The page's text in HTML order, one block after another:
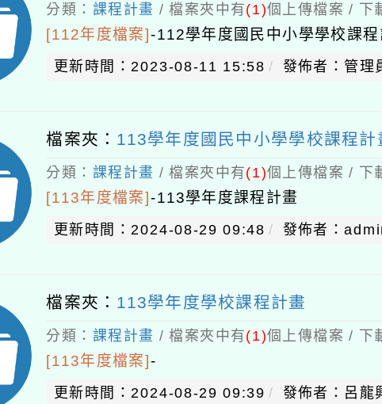
分類： 課程計畫 / 檔案夾中有(1)個上傳檔案 / 下
[112年度檔案]-112學年度國民中小學學校課程
更新時間：2023-08-11 15:58 發佈者：管理
檔案夾： 113學年度國民中小學學校課程計
分類： 課程計畫 / 檔案夾中有(1)個上傳檔案 / 下
[113年度檔案]-113學年度課程計畫
更新時間：2024-08-29 09:48 發佈者：
檔案夾： 113學年度學校課程計畫
分類： 課程計畫 / 檔案夾中有(1)個上傳檔案 / 下
[113年度檔案]-
更新時間：2024-08-29 09:39 發佈者：呂龍